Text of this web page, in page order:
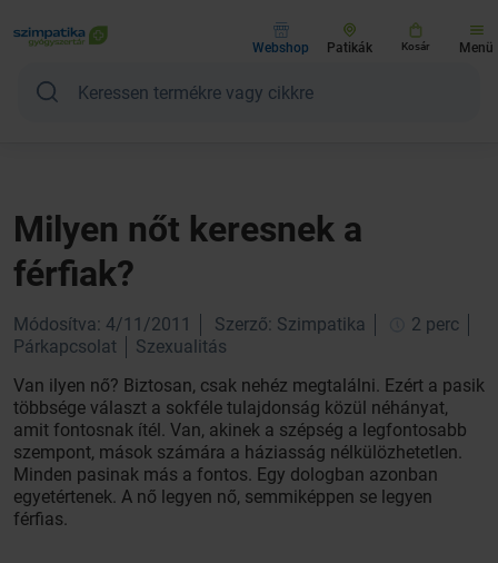
Webshop Patikák Kosár Menü
Milyen nőt keresnek a
férfiak?
Módosítva: 4/11/2011 Szerző: Szimpatika
2 perc
Párkapcsolat
Szexualitás
Van ilyen nő? Biztosan, csak nehéz megtalálni. Ezért a pasik
többsége választ a sokféle tulajdonság közül néhányat,
amit fontosnak ítél. Van, akinek a szépség a legfontosabb
szempont, mások számára a háziasság nélkülözhetetlen.
Minden pasinak más a fontos. Egy dologban azonban
egyetértenek. A nő legyen nő, semmiképpen se legyen
férfias.